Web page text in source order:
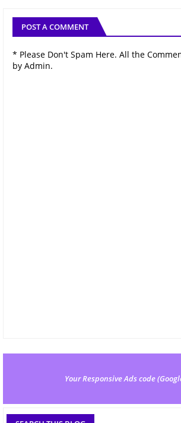
POST A COMMENT
* Please Don't Spam Here. All the
by Admin.
Your Responsive Ads code